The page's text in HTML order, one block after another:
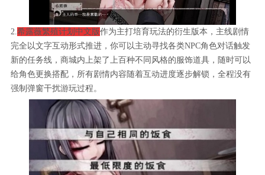
2. 希露薇繁殖计划中文版作为主打培育玩法的衍生版本，主线剧情
完全以文字互动形式推进，你可以主动寻找各类NPC角色对话触发
新的任务线，商城内上架了上百种不同风格的服饰道具，随时可以
给角色更换搭配，所有剧情内容随着互动进度逐步解锁，全程没有
强制弹窗干扰游玩过程。